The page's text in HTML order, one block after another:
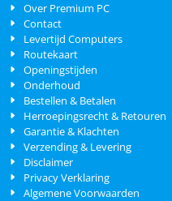
Over Premium PC
Contact
Levertijd Computers
Routekaart
Openingstijden
Onderhoud
Bestellen & Betalen
Herroepingsrecht & Retouren
Garantie & Klachten
Verzending & Levering
Disclaimer
Privacy Verklaring
Algemene Voorwaarden